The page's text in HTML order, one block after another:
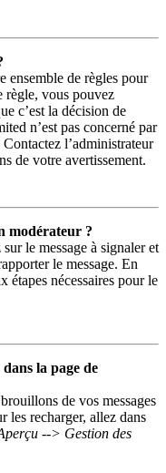
ensemble de règles pour
règle, vous pouvez
c’est la décision de
n’est pas concerné par
l’administrateur
de votre avertissement.
modérateur ?
le message à signaler et
le message. En
étapes nécessaires pour le
la page de
de vos messages
les recharger, allez dans
--> Gestion des